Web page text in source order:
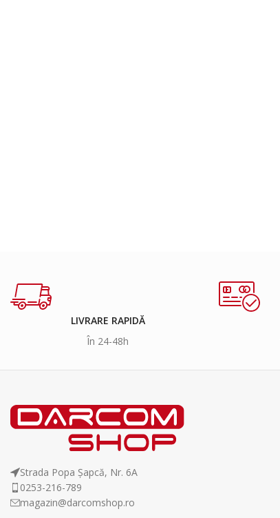
LIVRARE RAPIDĂ
În 24-48h
Strada Popa Șapcă, Nr. 6A
0253-216-789
magazin@darcomshop.ro